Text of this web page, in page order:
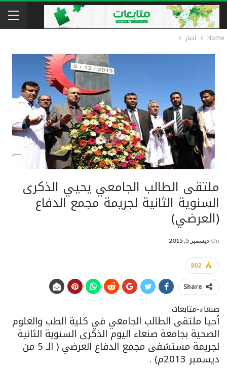
Home أخبار
ملتقى الطالب الجامعي يحيي الذكرى
السنوية الثانية لجريمة مجمع الدفاع
(العرضي)
On ديسمبر 5, 2015
802
Share
صنعاء-متابعات:
أحيا ملتقى الطالب الجامعي في كلية الطب والعلوم
الصحية بجامعة صنعاء اليوم الذكرى السنوية الثانية
لجريمة مستشفى مجمع الدفاع العرضي ( الـ 5 من
ديسمبر 2013م) .